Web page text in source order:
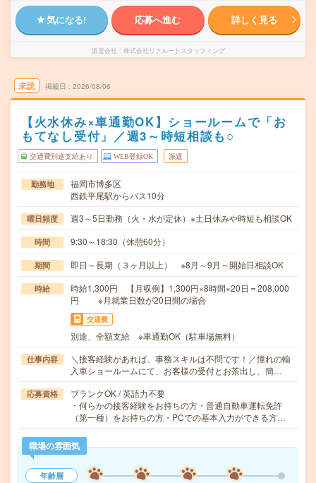
気になる! 応募へ進む 詳しく見る
派遣会社 株式会社リクルートスタッフィング
未読 掲載日 2026/08/06
【火水休み×車通勤OK】ショールームで「お
もてなし受付」／週3～時短相談も○
交通費別途支給あり WEB登録OK 派遣
勤務地
福岡市博多区
西鉄平尾駅からバス10分
曜日頻度 週3～5日勤務（火・水が定休）※土日休みや時短も相談OK
時間 9:30～18:30（休憩60分）
期間 即日～長期（３ヶ月以上） ※8月～9月～開始日相談OK
時給
時給1,300円 【月収例】1,300円×8時間×20日＝208,000
円 ※月就業日数が20日間の場合
交通費
別途、全額支給 ※車通勤OK（駐車場無料）
仕事内容
＼接客経験があれば、事務スキルは不問です！／憧れの輸
入車ショールームにて、お客様の受付とお茶出し、簡…
応募資格
ブランクOK / 英語力不要
・何らかの接客経験をお持ちの方・普通自動車運転免許
（第一種）をお持ちの方・PCでの基本入力ができる方…
職場の雰囲気
年齢層